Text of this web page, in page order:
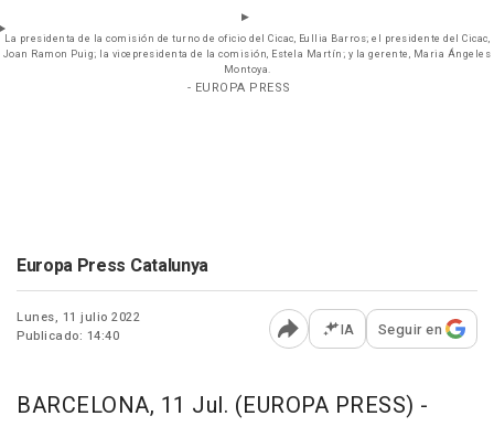
La presidenta de la comisión de turno de oficio del Cicac, Eullia Barros; el presidente del Cicac,
Joan Ramon Puig; la vicepresidenta de la comisión, Estela Martín; y la gerente, Maria Ángeles
Montoya.
- EUROPA PRESS
Europa Press Catalunya
Lunes, 11 julio 2022
Publicado: 14:40
Abrir opciones para
IA Seguir en
BARCELONA, 11 Jul. (EUROPA PRESS) -